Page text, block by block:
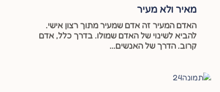
מאיר ולא מעיר
האדם המעיר זה אדם שמעיר מתוך רצון אישי.
להביא לשינוי של האדם שמולו. בדרך כלל, אדם
קרוב. הדרך של האנשים...